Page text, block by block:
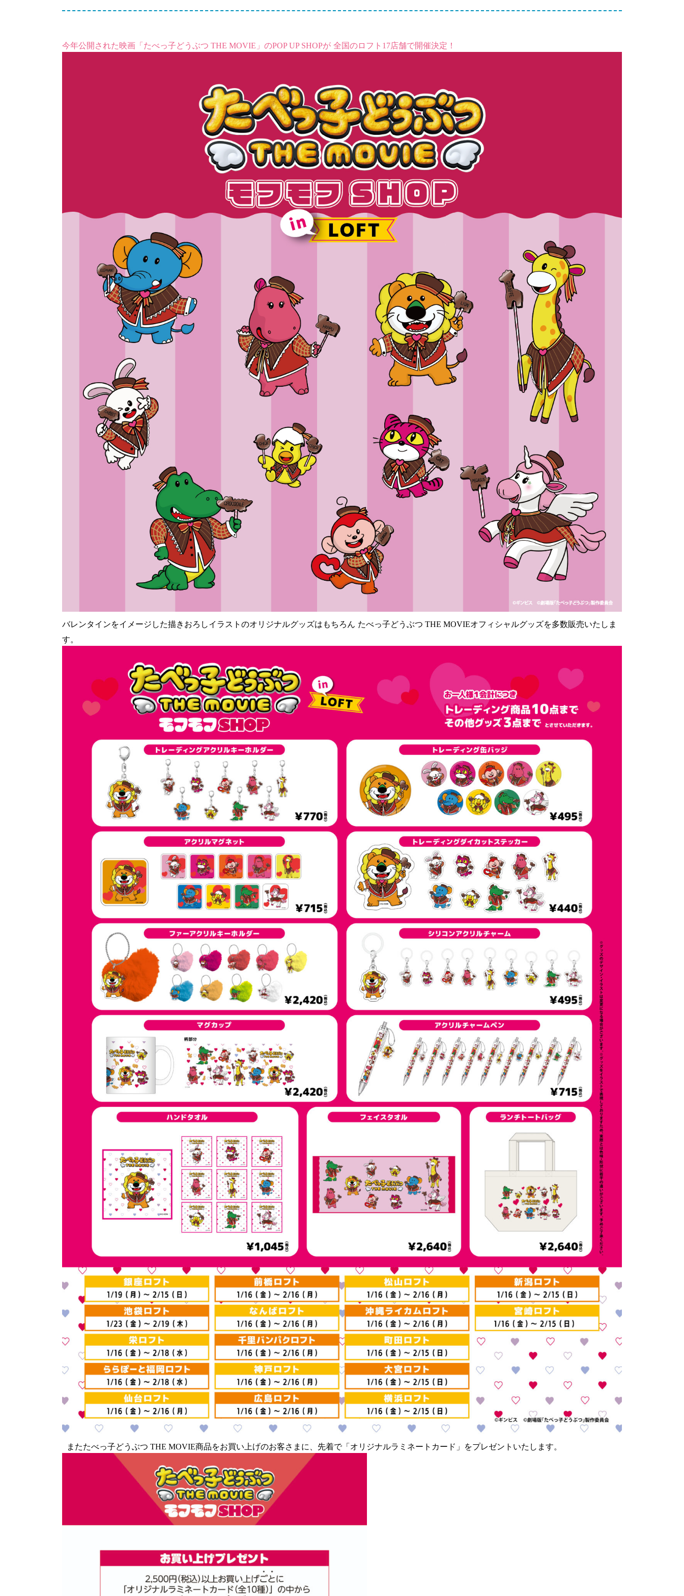
今年公開された映画「たべっ子どうぶつ THE MOVIE」のPOP UP SHOPが 全国のロフト17店舗で開催決定！
バレンタインをイメージした描きおろしイラストのオリジナルグッズはもちろん たべっ子どうぶつ THE MOVIEオフィシャルグッズを多数販売いたしま
す。
またたべっ子どうぶつ THE MOVIE商品をお買い上げのお客さまに、先着で「 オリジナルラミネートカード 」をプレゼントいたします。